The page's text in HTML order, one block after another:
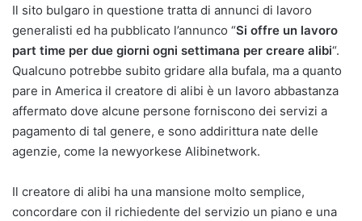
Il sito bulgaro in questione tratta di annunci di lavoro
generalisti ed ha pubblicato l’annunco “Si offre un lavoro
part time per due giorni ogni settimana per creare alibi“.
Qualcuno potrebbe subito gridare alla bufala, ma a quanto
pare in America il creatore di alibi è un lavoro abbastanza
affermato dove alcune persone forniscono dei servizi a
pagamento di tal genere, e sono addirittura nate delle
agenzie, come la newyorkese Alibinetwork.
Il creatore di alibi ha una mansione molto semplice,
concordare con il richiedente del servizio un piano e una